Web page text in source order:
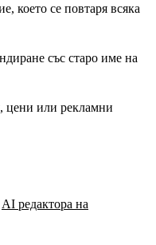
което се повтаря всяка
със старо име на
цени или рекламни
AI редактора на